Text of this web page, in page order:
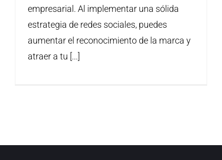
empresarial. Al implementar una sólida
estrategia de redes sociales, puedes
aumentar el reconocimiento de la marca y
atraer a tu [...]